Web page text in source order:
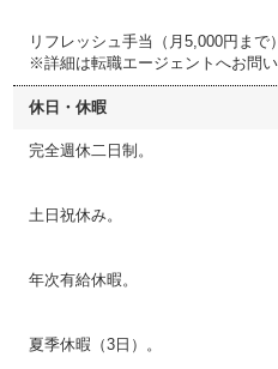
リフレッシュ手当（月5,000円まで）
※詳細は転職エージェントへお問い
休日・休暇
完全週休二日制。
土日祝休み。
年次有給休暇。
夏季休暇（3日）。